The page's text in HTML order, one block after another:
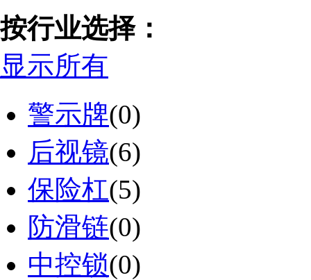
按行业选择：
显示所有
警示牌(0)
后视镜(6)
保险杠(5)
防滑链(0)
中控锁(0)